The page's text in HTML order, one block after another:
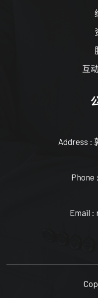
互
Address :
Phone
Email :